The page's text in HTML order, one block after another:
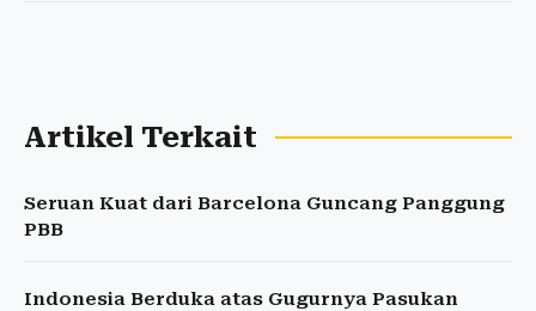
Artikel Terkait
Seruan Kuat dari Barcelona Guncang Panggung
PBB
Indonesia Berduka atas Gugurnya Pasukan